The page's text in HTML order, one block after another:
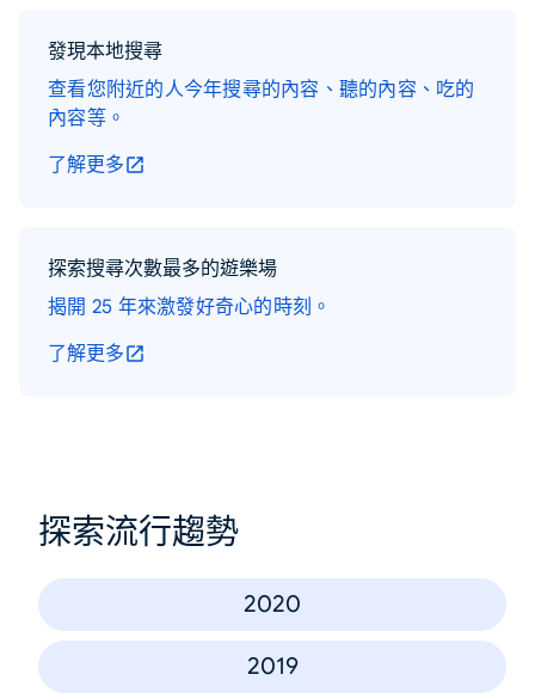
發現本地搜尋
查看您附近的人今年搜尋的內容、聽的內容、吃的
內容等。
了解更多
探索搜尋次數最多的遊樂場
揭開 25 年來激發好奇心的時刻。
了解更多
探索流行趨勢
2020
2019